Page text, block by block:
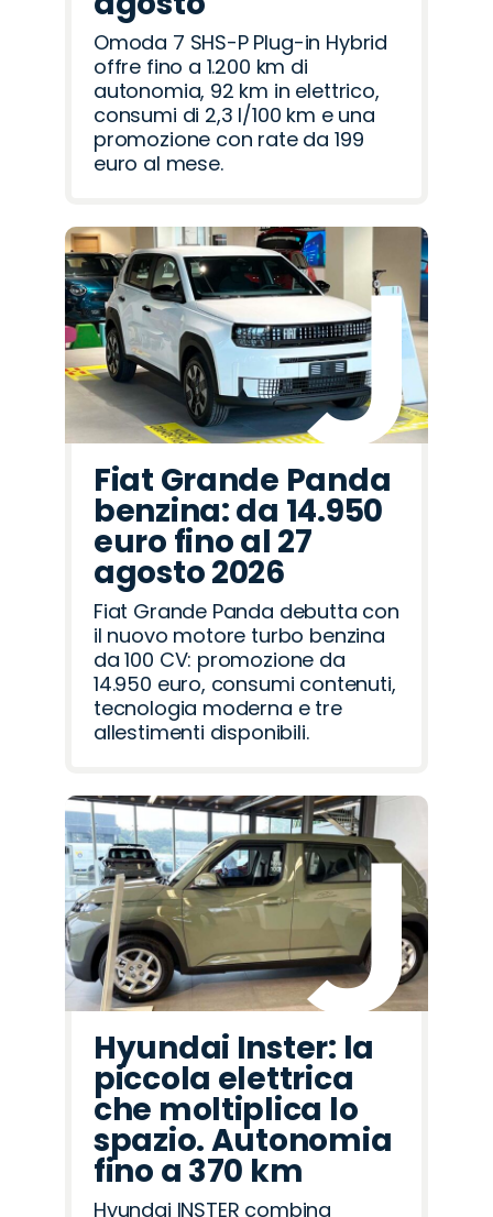
Omoda 7 SHS-P Plug-in Hybrid
offre fino a 1.200 km di
autonomia, 92 km in elettrico,
consumi di 2,3 l/100 km e una
promozione con rate da 199
euro al mese.
Fiat Grande Panda
benzina: da 14.950
euro fino al 27
agosto 2026
Fiat Grande Panda debutta con
il nuovo motore turbo benzina
da 100 CV: promozione da
14.950 euro, consumi contenuti,
tecnologia moderna e tre
allestimenti disponibili.
Hyundai Inster: la
piccola elettrica
che moltiplica lo
spazio. Autonomia
fino a 370 km
Hyundai INSTER combina